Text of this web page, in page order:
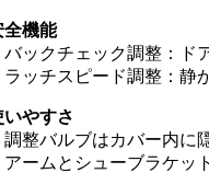
全機能
バックチェック調整：ド
ラッチスピード調整：静
いやすさ
調整バルブはカバー内に
アームとシューブラケッ